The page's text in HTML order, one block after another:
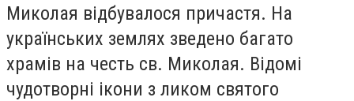
Миколая відбувалося причастя. На
українських землях зведено багато
храмів на честь св. Миколая. Відомі
чудотворні ікони з ликом святого